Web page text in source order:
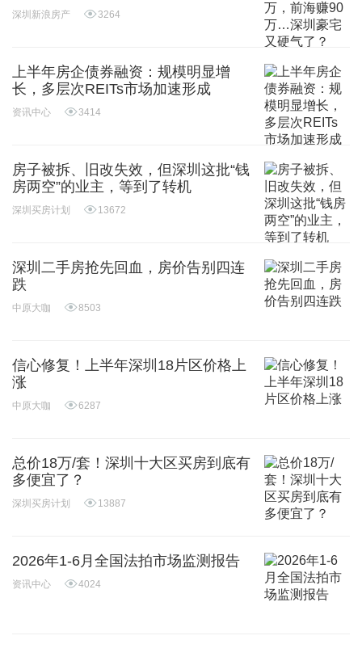
深圳新浪房产 3264
上半年房企债券融资：规模明显增
长，多层次REITs市场加速形成
资讯中心 3414
房子被拆、旧改失效，但深圳这批“钱
房两空”的业主，等到了转机
深圳买房计划 13672
深圳二手房抢先回血，房价告别四连
跌
中原大咖 8503
信心修复！上半年深圳18片区价格上
涨
中原大咖 6287
总价18万/套！深圳十大区买房到底有
多便宜了？
深圳买房计划 13887
2026年1-6月全国法拍市场监测报告
资讯中心 4024